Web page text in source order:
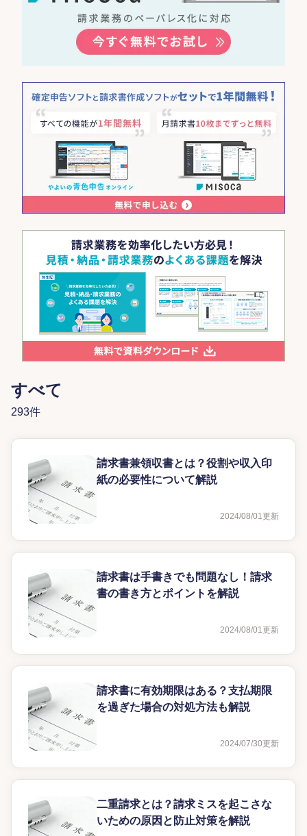
すべて
293件
請求書兼領収書とは？役割や収入印
紙の必要性について解説
2024/08/01更新
請求書は手書きでも問題なし！請求
書の書き方とポイントを解説
2024/08/01更新
請求書に有効期限はある？支払期限
を過ぎた場合の対処方法も解説
2024/07/30更新
二重請求とは？請求ミスを起こさな
いための原因と防止対策を解説